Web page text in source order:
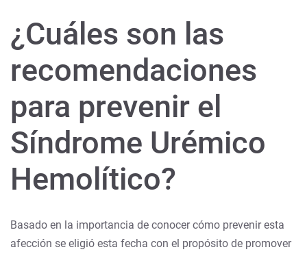
¿Cuáles son las
recomendaciones
para prevenir el
Síndrome Urémico
Hemolítico?
Basado en la importancia de conocer cómo prevenir esta
afección se eligió esta fecha con el propósito de promover